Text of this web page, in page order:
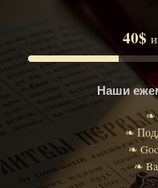
40$
Наши
❧
❧
❧
❧